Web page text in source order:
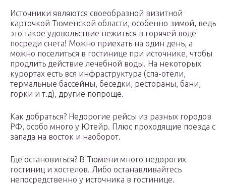
Источники являются своеобразной визитной
карточкой Тюменской области, особенно зимой, ведь
это такое удовольствие нежиться в горячей воде
посреди снега! Можно приехать на один день, а
можно поселиться в гостинице при источнике, чтобы
продлить действие лечебной воды. На некоторых
курортах есть вся инфраструктура (спа-отели,
термальные бассейны, беседки, рестораны, бани,
горки и т.д), другие попроще.
Как добраться? Недорогие рейсы из разных городов
РФ, особо много у Ютейр. Плюс проходящие поезда с
запада на восток и наоборот.
Где остановиться? В Тюмени много недорогих
гостиниц и хостелов. Либо останавливайтесь
непосредственно у источника в гостинице.